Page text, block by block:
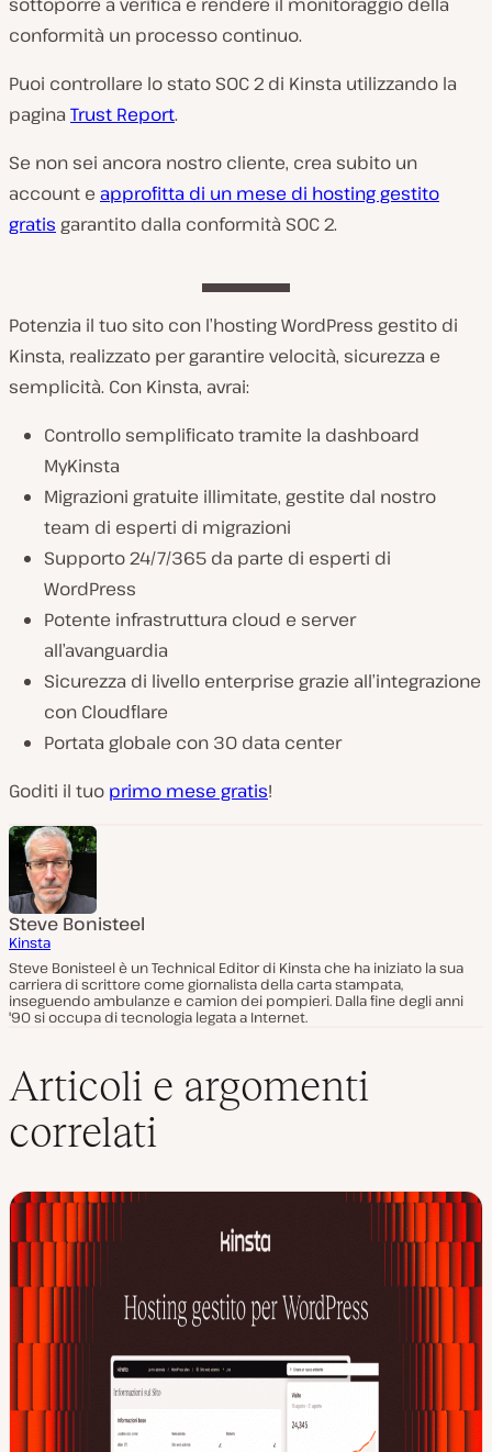
conformità un processo continuo.
Puoi controllare lo stato SOC 2 di Kinsta utilizzando la
pagina Trust Report.
Se non sei ancora nostro cliente, crea subito un
account e approfitta di un mese di hosting gestito
gratis garantito dalla conformità SOC 2.
Potenzia il tuo sito con l’hosting WordPress gestito di
Kinsta, realizzato per garantire velocità, sicurezza e
semplicità. Con Kinsta, avrai:
Controllo semplificato tramite la dashboard
MyKinsta
Migrazioni gratuite illimitate, gestite dal nostro
team di esperti di migrazioni
Supporto 24/7/365 da parte di esperti di
WordPress
Potente infrastruttura cloud e server
all’avanguardia
Sicurezza di livello enterprise grazie all’integrazione
con Cloudflare
Portata globale con 30 data center
Goditi il tuo primo mese gratis!
Steve Bonisteel
Kinsta
Steve Bonisteel è un Technical Editor di Kinsta che ha iniziato la sua
carriera di scrittore come giornalista della carta stampata,
inseguendo ambulanze e camion dei pompieri. Dalla fine degli anni
'90 si occupa di tecnologia legata a Internet.
Articoli e argomenti
correlati